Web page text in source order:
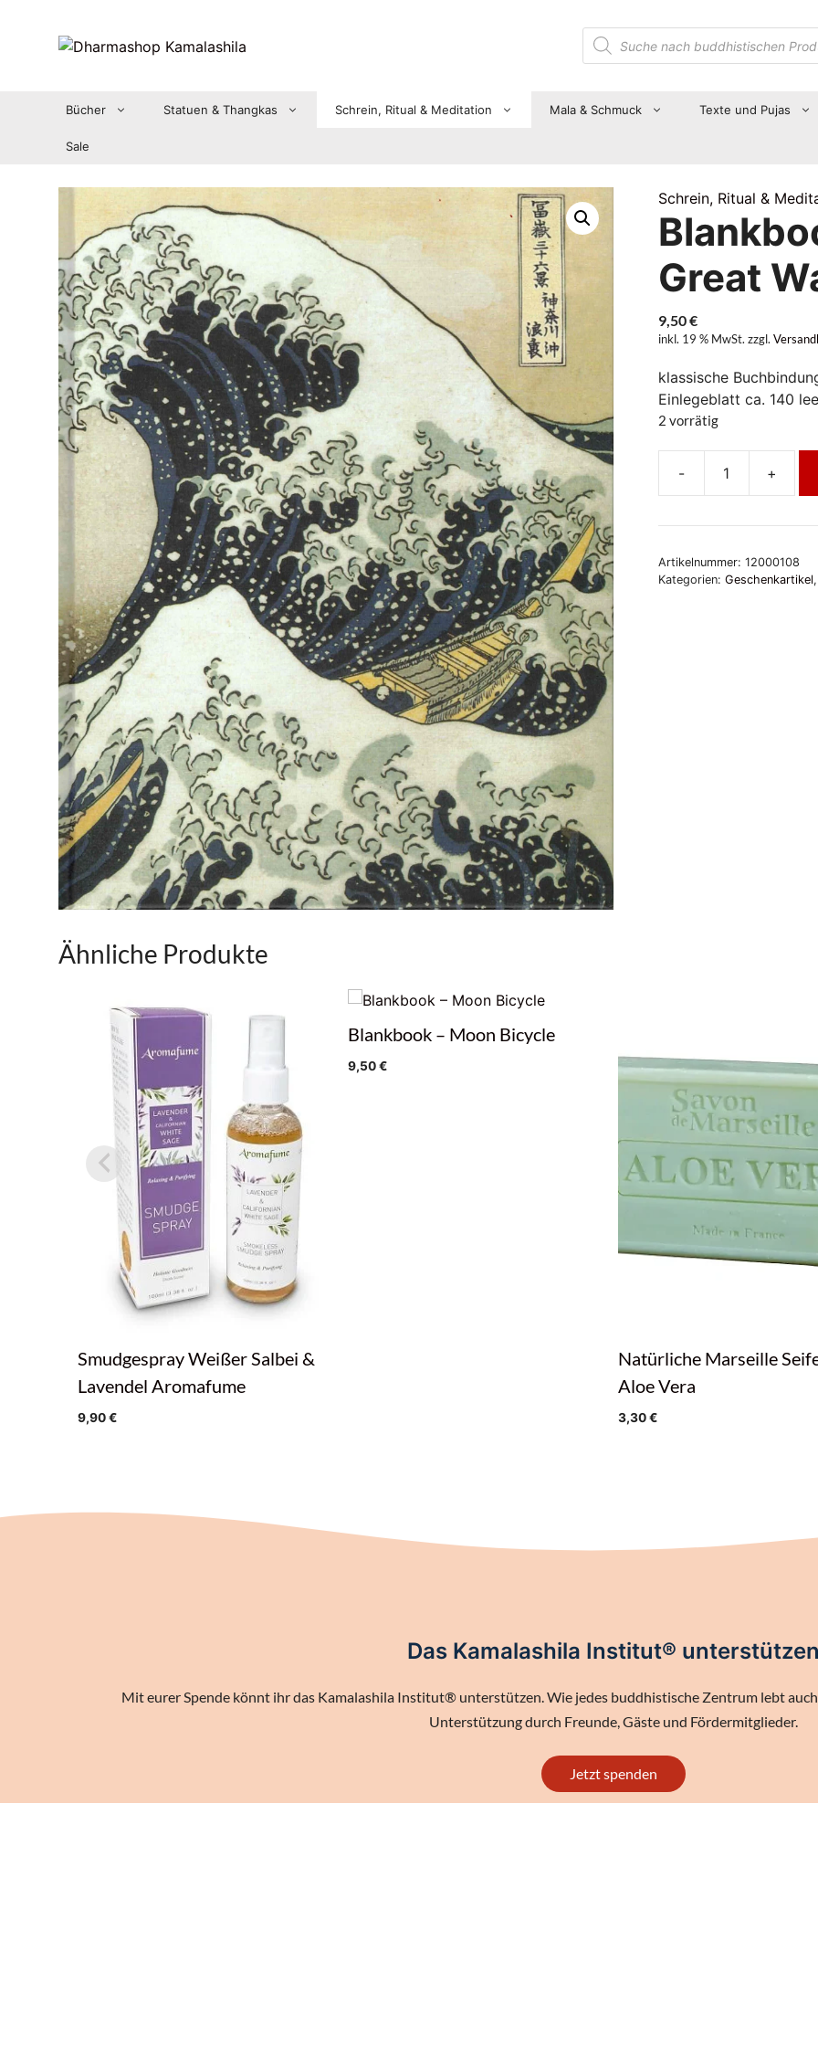
Suche
nach
Produkten
Bücher Statuen & Thangkas Schrein, Ritual & Meditation Mala & Schmuck Texte und Pujas
Sale
Schrein, Ritual &
Great
9,50€
inkl. 19 % MwSt. zzgl.
klassische
Einlegeblatt ca. 140
2 vorrätig
-
Blankbook,
The
Wave
+
Artikelnummer: 12000108
Kategorien: Geschenkartikel,
Ähnliche Produkte
Smudgespray Weißer Salbei &
Lavendel Aromafume
9,90€
Blankbook – Moon Bicycle
9,50€
Natürliche Marseille
Aloe Vera
3,30€
Das Kamalashila Institut® unterstützen
Mit eurer Spende könnt ihr das Kamalashila Institut® unterstützen. Wie jedes buddhistische Zentrum lebt
Unterstützung durch Freunde, Gäste und Fördermitglieder.
Jetzt spenden